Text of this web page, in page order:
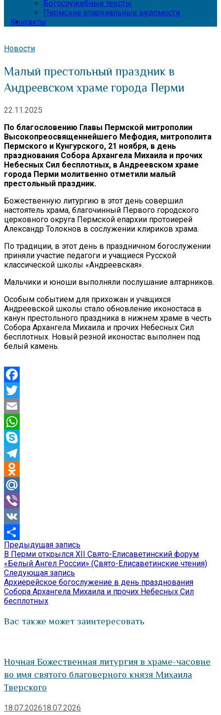
Богослужебные тексты
Пермские епархиальные ведомости
Контакты
Новости
Малый престольный праздник в
Андреевском храме города Перми
22.11.2025
По благословению Главы Пермской митрополии
Высокопреосвященнейшего Мефодия, митрополита
Пермского и Кунгурского, 21 ноября, в день
празднования Собора Архангела Михаила и прочих
Небесных Сил бесплотных, в Андреевском храме
города Перми молитвенно отметили малый
престольный праздник.
Божественную литургию в этот день совершил
настоятель храма, благочинный Первого городского
церковного округа Пермской епархии протоиерей
Александр Толокнов в сослужении клириков храма.
По традиции, в этот день в праздничном богослужении
приняли участие педагоги и учащиеся Русской
классической школы «Андреевская».
Мальчики и юноши выполняли послушание алтарников.
Особым событием для прихожан и учащихся
Андреевской школы стало обновление иконостаса в
канун престольного праздника в нижнем храме в честь
Собора Архангела Михаила и прочих Небесных Сил
бесплотных. Новый резной иконостас выполнен под
белый камень.
Facebook
Twitter
Email
WhatsApp
Skype
Telegram
Odnoklassniki
Mail.Ru
Viber
VK
Отправить
Навигация
по
записям
Предыдущая запись
запись:
В Перми открылся XII Свято-Елисаветинский форум
«Белый Ангел России» (Свято-Елисаветинские чтения)
Следующая запись
запись:
Архиерейское богослужение в день празднования
Собора Архангела Михаила и прочих Небесных Сил
бесплотных
Вас также может заинтересовать
Ночная Божественная литургия в храме-часовне
во имя святого благоверного князя Михаила
Тверского
18.07.202618.07.2026